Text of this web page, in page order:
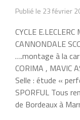
Publié le 23 février
CYCLE
CANNONDALE
….montage à la
CORIMA , MAVIC
Selle : étude «
SPORFUL Tous
de Bordeaux à